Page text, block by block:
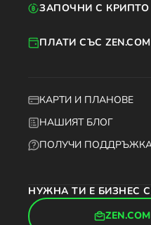
КАРТИ И ПЛАНОВЕ
НАШИЯТ БЛОГ
ПОЛУЧИ
ПЛАТИ СЪС ZEN.COM
НУЖНА ТИ Е БИЗНЕС
ЗАПОЧНИ С КРИПТО